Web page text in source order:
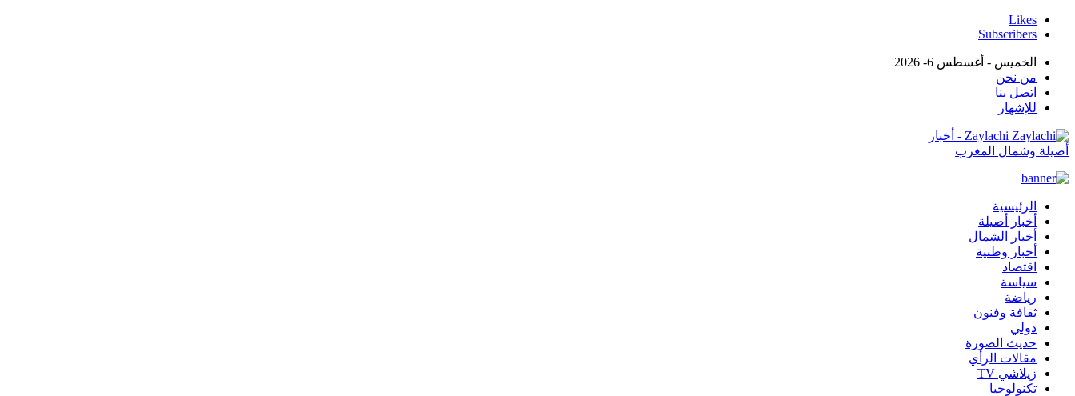
Likes
Subscribers
الخميس - أغسطس 6- 2026
من نحن
اتصل بنا
للإشهار
Zaylachi - أخبار
أصيلة وشمال المغرب
الرئيسية
أخبار أصيلة
أخبار الشمال
أخبار وطنية
اقتصاد
سياسة
رياضة
ثقافة وفنون
دولي
حديث الصورة
مقالات الرأي
زيلاشي TV
تكنولوجيا